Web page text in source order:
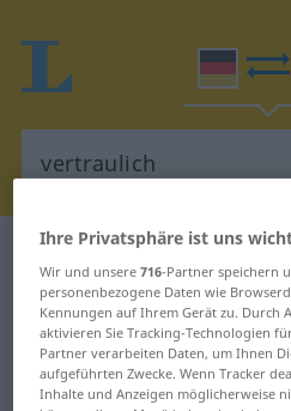
Deutsch-Rumänisch
Deutsch-
für "vertraulich"
Ihre Privatsphäre ist uns
Wir und unsere716-Partner speichern
personenbezogene Daten wie
Kennungen auf Ihrem Gerät zu. Durch
aktivieren Sie Tracking-Technologien
Partner verarbeiten Daten, um Ihnen
aufgeführten Zwecke. Wenn Tracker
Inhalte und Anzeigen möglicherweise